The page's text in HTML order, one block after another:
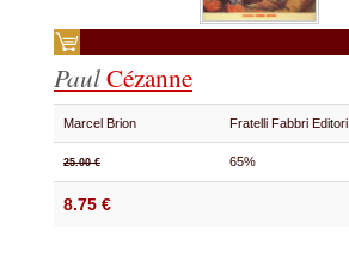
PaulCézanne
Marcel Brion Fratelli Fabbri Editori
25.00 € 65%
8.75 €